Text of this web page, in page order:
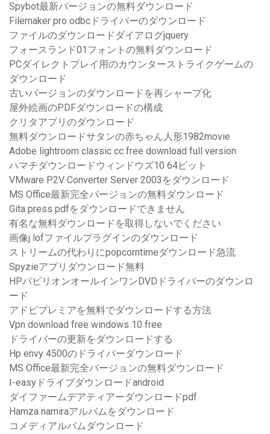
Spybot最新バージョンの無料ダウンロード
Filemaker pro odbcドライバーのダウンロード
ファイルのダウンロードダイアログjquery
フォースランド01フォントの無料ダウンロード
PCダイレクトプレイ用のカウンターストライクゲームの
ダウンロード
古いバージョンのダウンロードを再シャープ化
屋外絵画のPDFダウンロードの構成
クリタアプリのダウンロード
無料ダウンロードサタンの赤ちゃん人形1982movie
Adobe lightroom classic cc free download full version
ハマチダウンロードウィンドウズ10 64ビット
VMware P2V Converter Server 2003をダウンロード
MS Office最新完全バージョンの無料ダウンロード
Gita press pdfをダウンロードできません
有名な無料ダウンロードを取得しないでください
画像j lofファイルプラグインのダウンロード
ストリームの代わりにpopcorntimeダウンロード急流
Spyzieアプリダウンロード無料
HPパビリオンオールインワンDVDドライバーのダウンロ
ード
アドビプレミアを無料でダウンロードする方法
Vpn download free windows 10 free
ドライバーの更新をダウンロードする
Hp envy 4500のドライバーダウンロード
MS Office最新完全バージョンの無料ダウンロード
I-easyドライブダウンロードandroid
ダイファームデアティアーダウンロードpdf
Hamza namiraアルバムをダウンロード
コメディアルバムダウンロード